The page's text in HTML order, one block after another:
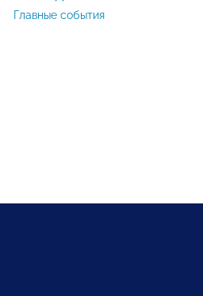
Главные события